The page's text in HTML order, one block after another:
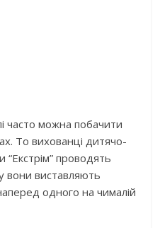
часто можна побачити
То вихованці дитячо-
проводять
вони виставляють
одного на чималій